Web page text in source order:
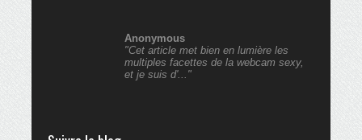
Anonymous
"Cet article met bien en lumière les
multiples facettes de la webcam sexy,
et je suis d'..."